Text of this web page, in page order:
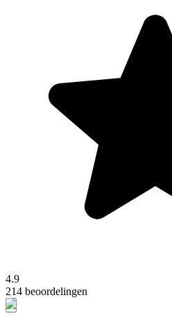
4.9
214 beoordelingen